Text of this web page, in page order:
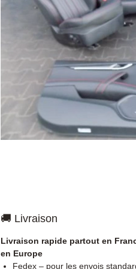
🚚 Livraison
Livraison rapide partout en
en Europe
Fedex – pour les envois